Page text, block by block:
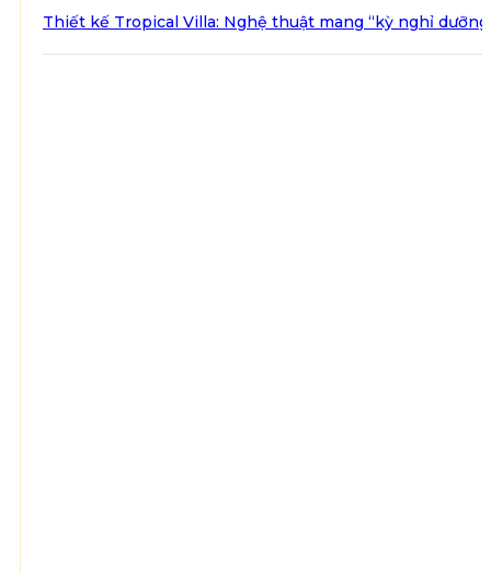
Thiết kế Tropical Villa: Nghệ thuật mang “kỳ nghỉ dưỡng